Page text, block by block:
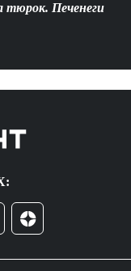
тюрок. Печенеги